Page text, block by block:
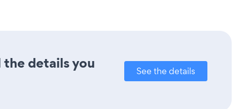
details you
See the details